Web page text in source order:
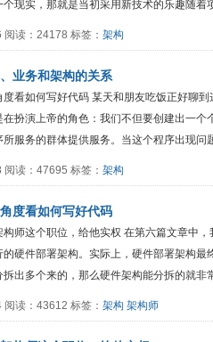
现实，那就是当初采用新技术的乐趣随着
读：24178 标签： 架构
业务和架构的关系
看如何写好代码 某天和朋友吃饭正好聊
扮演上帝的角色：我们不但要创建出一
服务的群体提供服务。当这个程序出现问
读：47695 标签： 架构
度看如何写好代码
师这个职位，给他实权 在第六篇文章中
硬件部署架构。实际上，硬件部署架构
出多个来的，那么硬件架构能分拆的就非
读：43612 标签： 架构 架构师